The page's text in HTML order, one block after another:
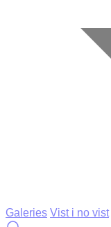
Galeries Vist i no vist